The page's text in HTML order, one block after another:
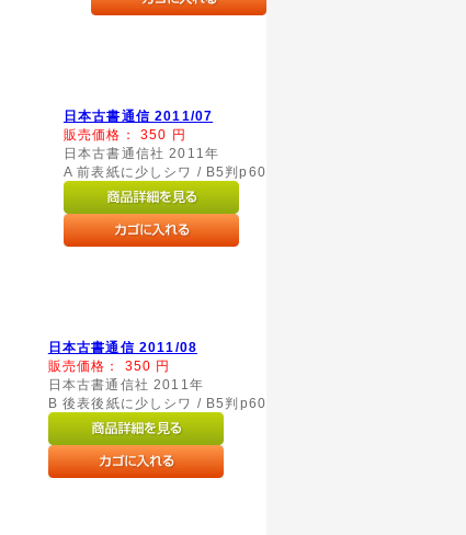
日本古書通信 2011/07
販売価格： 350
円
日本古書通信社 2011年
A 前表紙に少しシワ / B5判p60
日本古書通信 2011/08
販売価格： 350 円
日本古書通信社 2011年
B 後表後紙に少しシワ / B5判p60